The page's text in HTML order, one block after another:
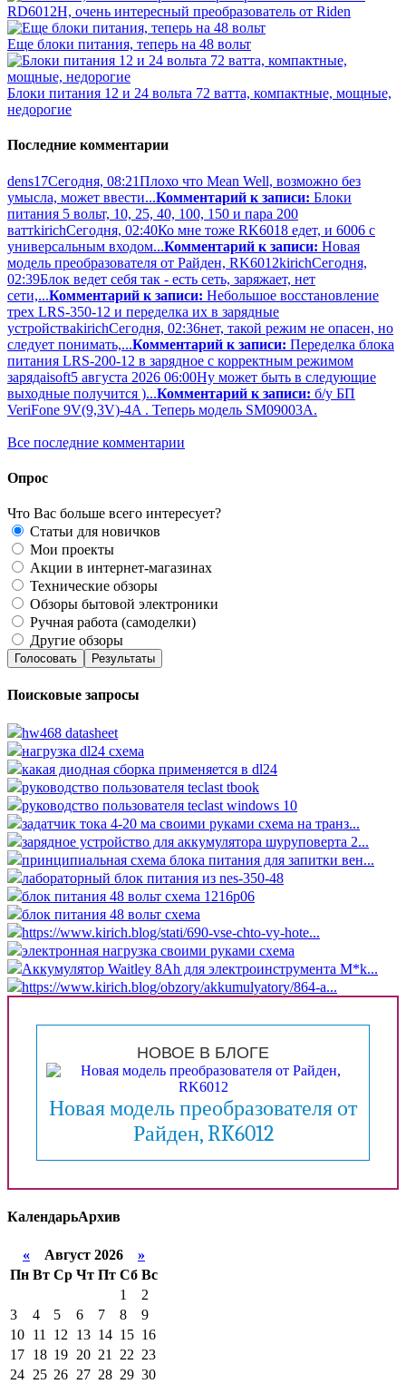
RD6012H, очень интересный преобразователь от Riden
Еще блоки питания, теперь на 48 вольт
Блоки питания 12 и 24 вольта 72 ватта, компактные, мощные,
недорогие
Последние комментарии
dens17Сегодня, 08:21Плохо что Mean Well, возможно без
умысла, может ввести...Комментарий к записи: Блоки
питания 5 вольт, 10, 25, 40, 100, 150 и пара 200
ваттkirichСегодня, 02:40Ко мне тоже RK6018 едет, и 6006 с
универсальным входом...Комментарий к записи: Новая
модель преобразователя от Райден, RK6012kirichСегодня,
02:39Блок ведет себя так - есть сеть, заряжает, нет
сети,...Комментарий к записи: Небольшое восстановление
трех LRS-350-12 и переделка их в зарядные
устройстваkirichСегодня, 02:36нет, такой режим не опасен, но
следует понимать,...Комментарий к записи: Переделка блока
питания LRS-200-12 в зарядное с корректным режимом
зарядаisoft5 августа 2026 06:00Ну может быть в следующие
выходные получится )...Комментарий к записи: б/у БП
VeriFone 9V(9,3V)-4A . Теперь модель SM09003A.
Все последние комментарии
Опрос
Что Вас больше всего интересует?
Статьи для новичков
Мои проекты
Акции в интернет-магазинах
Технические обзоры
Обзоры бытовой электроники
Ручная работа (самоделки)
Другие обзоры
Голосовать Результаты
Поисковые запросы
hw468 datasheet
нагрузка dl24 схема
какая диодная сборка применяется в dl24
руководство пользователя teclast tbook
руководство пользователя teclast windows 10
задатчик тока 4-20 ма своими руками схема на транз...
зарядное устройство для аккумулятора шуруповерта 2...
принципиальная схема блока питания для запитки вен...
лабораторный блок питания из nes-350-48
блок питания 48 вольт схема 1216p06
блок питания 48 вольт схема
https://www.kirich.blog/stati/690-vse-chto-vy-hote...
электронная нагрузка своими руками схема
Аккумулятор Waitley 8Ah для электроинструмента M*k...
https://www.kirich.blog/obzory/akkumulyatory/864-a...
НОВОЕ В БЛОГЕ
Новая модель преобразователя от
Райден, RK6012
КалендарьАрхив
« Август 2026 »
Пн Вт Ср Чт Пт Сб Вс
1
2
3
4 5 6 7 8
9
10 11 12 13 14 15 16
17 18 19 20 21 22 23
24 25 26 27 28 29 30